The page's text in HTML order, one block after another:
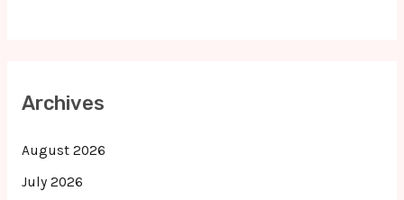
Archives
August 2026
July 2026